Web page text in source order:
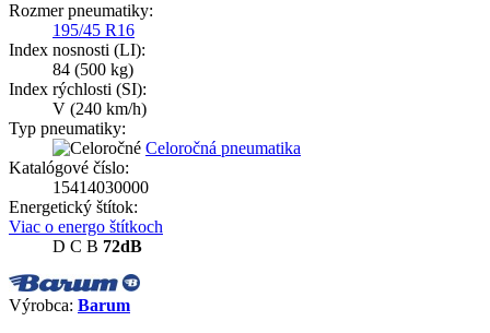
Rozmer pneumatiky:
195/45 R16
Index nosnosti (LI):
84 (500 kg)
Index rýchlosti (SI):
V (240 km/h)
Typ pneumatiky:
Celoročná pneumatika
Katalógové číslo:
15414030000
Energetický štítok:
Viac o energo štítkoch
D C B 72dB
Výrobca: Barum